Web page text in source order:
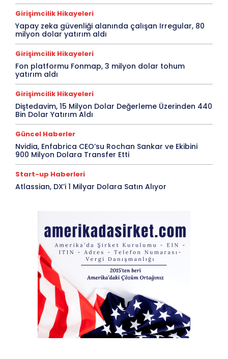
Girişimcilik Hikayeleri
Yapay zeka güvenliği alanında çalışan Irregular, 80
milyon dolar yatırım aldı
Girişimcilik Hikayeleri
Fon platformu Fonmap, 3 milyon dolar tohum
yatırım aldı
Girişimcilik Hikayeleri
Diştedavim, 15 Milyon Dolar Değerleme Üzerinden 440
Bin Dolar Yatırım Aldı
Güncel Haberler
Nvidia, Enfabrica CEO’su Rochan Sankar ve Ekibini
900 Milyon Dolara Transfer Etti
Start-up Haberleri
Atlassian, DX’i 1 Milyar Dolara Satın Alıyor